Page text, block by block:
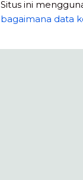
Situs ini
bagaimana data